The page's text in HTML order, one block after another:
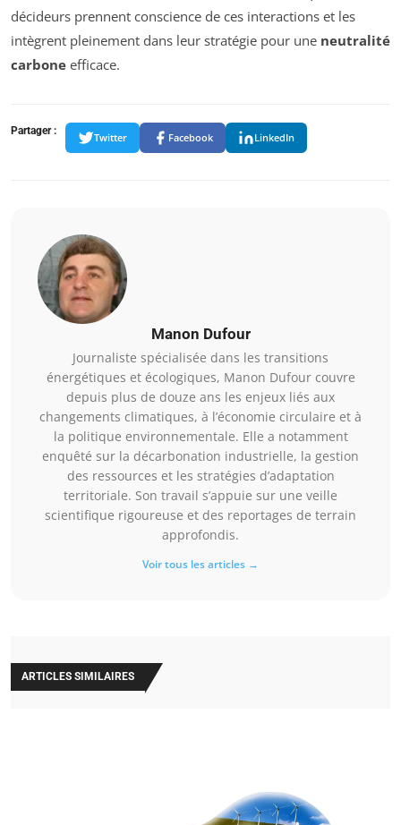
décideurs prennent conscience de ces interactions et les
intègrent pleinement dans leur stratégie pour une neutralité
carbone efficace.
Partager :
Twitter Facebook LinkedIn
Manon Dufour
Journaliste spécialisée dans les transitions
énergétiques et écologiques, Manon Dufour couvre
depuis plus de douze ans les enjeux liés aux
changements climatiques, à l’économie circulaire et à
la politique environnementale. Elle a notamment
enquêté sur la décarbonation industrielle, la gestion
des ressources et les stratégies d’adaptation
territoriale. Son travail s’appuie sur une veille
scientifique rigoureuse et des reportages de terrain
approfondis.
Voir tous les articles →
ARTICLES SIMILAIRES